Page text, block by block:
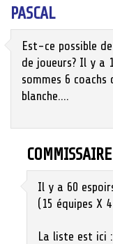
PASCAL
Est-ce possible
de joueurs? Il y a
sommes 6
blanche….
COMMISSAIRE
Il y a 60
(15 équipes X
La liste est ici :